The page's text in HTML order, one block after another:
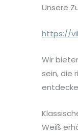
Unsere
https://
Wir
sein, die
Weiß